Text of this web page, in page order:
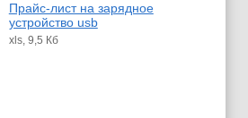
Прайс-лист на зарядное
устройство usb
xls, 9,5 Кб